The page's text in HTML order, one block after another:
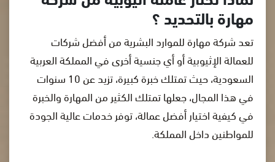
مهارة بالتحديد ؟
تعد شركة مهارة للموارد البشرية من أفضل شركات
للعمالة الإثيوبية أو أي جنسية أخرى في المملكة العربية
السعودية، حيث تمتلك خبرة كبيرة، تزيد عن 10 سنوات
في هذا المجال، جعلها تمتلك الكثير من المهارة والخبرة
في كيفية اختيار أفضل عمالة، توفر خدمات عالية الجودة
للمواطنين داخل المملكة.